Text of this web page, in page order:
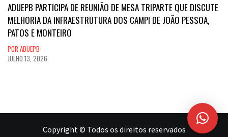
ADUEPB PARTICIPA DE REUNIÃO DE MESA TRIPARTE QUE DISCUTE
MELHORIA DA INFRAESTRUTURA DOS CAMPI DE JOÃO PESSOA,
PATOS E MONTEIRO
POR ADUEPB
JULHO 13, 2026
Copyright © Todos os direitos reservados